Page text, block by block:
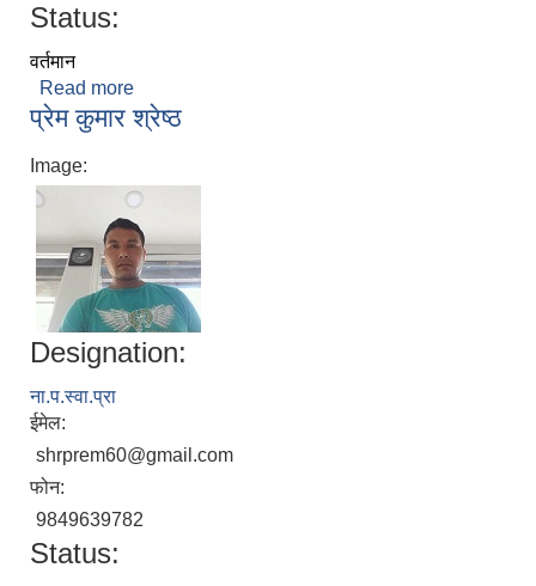
Status:
वर्तमान
Read more
प्रेम कुमार श्रेष्ठ
Image:
Designation:
ना‌.प.स्वा.प्रा
ईमेल:
shrprem60@gmail.com
फोन:
9849639782
Status: